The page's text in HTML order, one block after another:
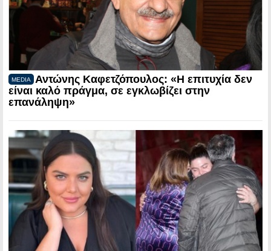
MEDIA
Αντώνης Καφετζόπουλος: «Η επιτυχία δεν
είναι καλό πράγμα, σε εγκλωβίζει στην
επανάληψη»